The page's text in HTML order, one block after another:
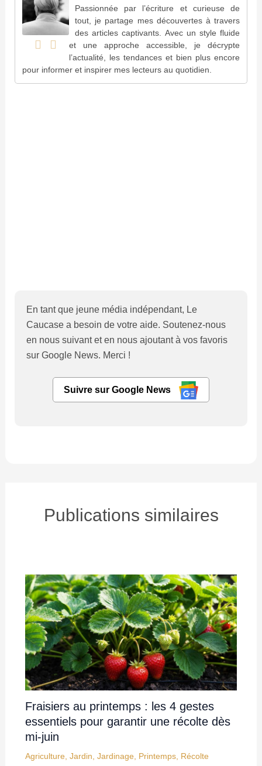
Passionnée par l’écriture et curieuse de
tout, je partage mes découvertes à travers
des articles captivants. Avec un style fluide
et une approche accessible, je décrypte
l’actualité, les tendances et bien plus encore
pour informer et inspirer mes lecteurs au quotidien.
En tant que jeune média indépendant, Le
Caucase a besoin de votre aide. Soutenez-nous
en nous suivant et en nous ajoutant à vos favoris
sur Google News. Merci !
Suivre sur Google News
Publications similaires
Fraisiers au printemps : les 4 gestes
essentiels pour garantir une récolte dès
mi-juin
Agriculture Jardin Jardinage Printemps, Récolte